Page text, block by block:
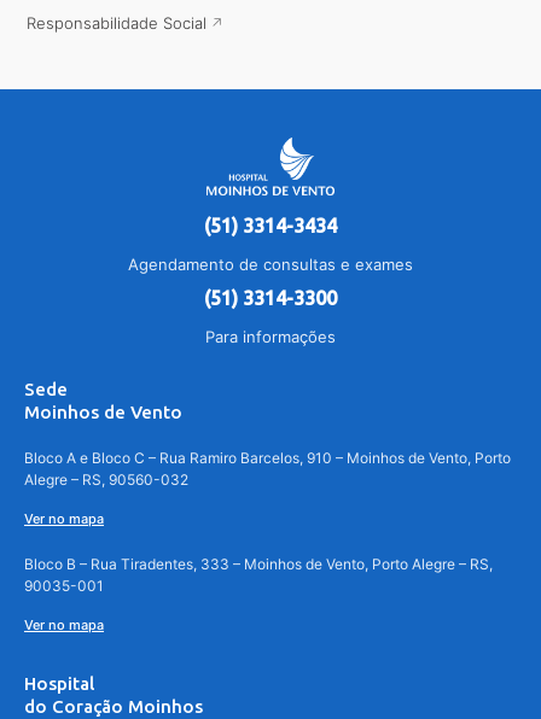
Responsabilidade Social
(51) 3314-3434
Agendamento de consultas e exames
(51) 3314-3300
Para informações
Sede
Moinhos de Vento
Bloco A e Bloco C – Rua Ramiro Barcelos, 910 – Moinhos de Vento, Porto
Alegre – RS, 90560-032
Ver no mapa
Bloco B – Rua Tiradentes, 333 – Moinhos de Vento, Porto Alegre – RS,
90035-001
Ver no mapa
Hospital
do Coração Moinhos